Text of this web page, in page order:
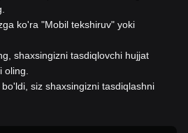
ko'ra "Mobil tekshiruv" yoki
shaxsingizni tasdiqlovchi hujjat
siz shaxsingizni tasdiqlashni